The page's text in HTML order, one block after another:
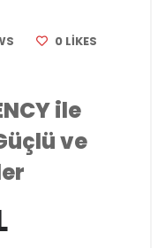
0 LIKES
ile
ve